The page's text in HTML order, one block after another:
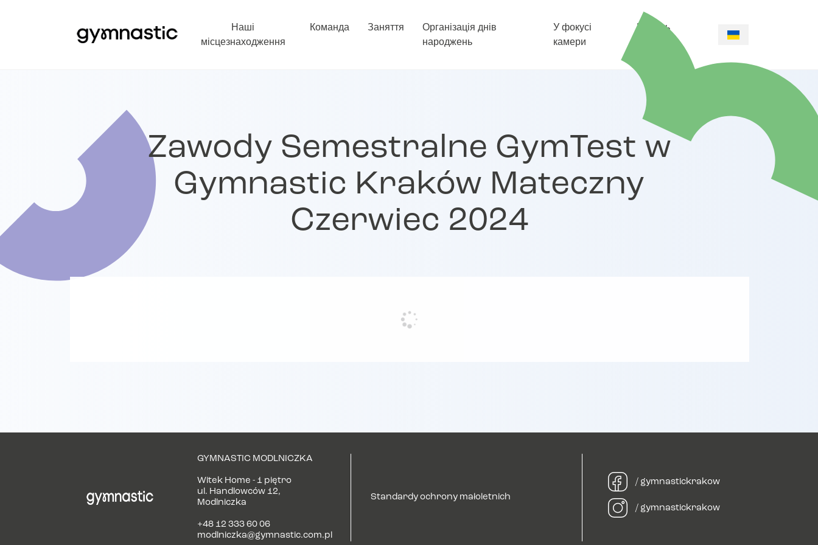
Наші
місцезнаходження
Команда Заняття
Організація днів
народжень
У фокусі
камери
Панель
Zawody Semestralne GymTest w
Gymnastic Kraków Mateczny
Czerwiec 2024
GYMNASTIC MODLNICZKA
Witek Home - 1 piętro
ul. Handlowców 12,
Modlniczka
+48 12 333 60 06
modlniczka@gymnastic.com.pl
Standardy ochrony małoletnich
/ gymnastickrakow
/ gymnastickrakow